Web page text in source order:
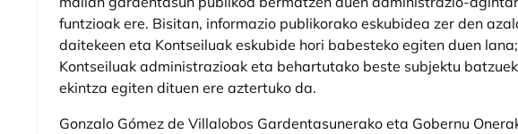
funtzioak ere. Bisitan, informazio publikorako eskubidea zer den
daitekeen eta Kontseiluak eskubide hori babesteko egiten duen
Kontseiluak administrazioak eta behartutako beste subjektu
ekintza egiten dituen ere aztertuko da.
Gonzalo Gómez de Villalobos Gardentasunerako eta Gobernu